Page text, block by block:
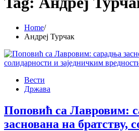
Home
Андреј Турчак
Вести
Држава
Поповић са Лавровим:
заснована на братству,